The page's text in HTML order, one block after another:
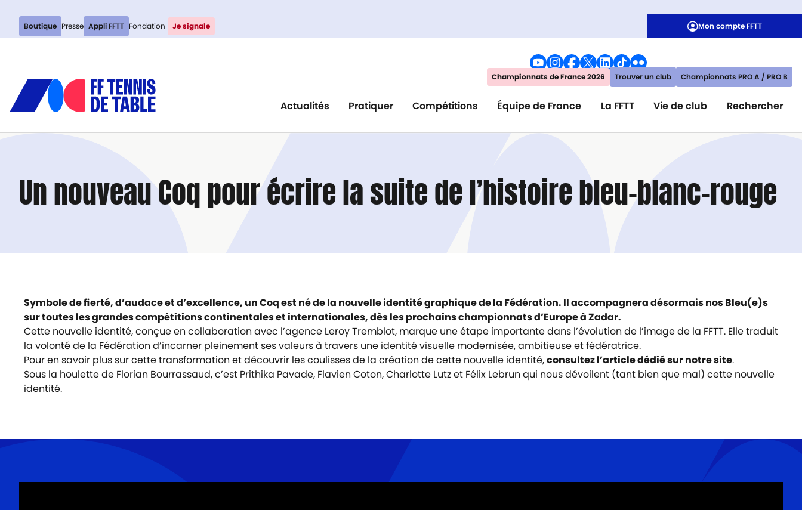
Boutique Presse Appli FFTT Fondation Je signale Mon compte FFTT
Championnats de France 2026 Trouver un club Championnats PRO A / PRO B
Actualités Pratiquer Compétitions Équipe de France La FFTT Vie de club Rechercher
Un nouveau Coq pour écrire la suite de l’histoire bleu-blanc-rouge
Symbole de fierté, d’audace et d’excellence, un Coq est né de la nouvelle identité graphique de la Fédération. Il accompagnera désormais nos Bleu(e)s
sur toutes les grandes compétitions continentales et internationales, dès les prochains championnats d’Europe à Zadar.
Cette nouvelle identité, conçue en collaboration avec l’agence Leroy Tremblot, marque une étape importante dans l’évolution de l’image de la FFTT. Elle traduit
la volonté de la Fédération d’incarner pleinement ses valeurs à travers une identité visuelle modernisée, ambitieuse et fédératrice.
Pour en savoir plus sur cette transformation et découvrir les coulisses de la création de cette nouvelle identité,consultez l’article dédié sur notre site.
Sous la houlette de Florian Bourrassaud, c’est Prithika Pavade, Flavien Coton, Charlotte Lutz et Félix Lebrun qui nous dévoilent (tant bien que mal) cette nouvelle
identité.